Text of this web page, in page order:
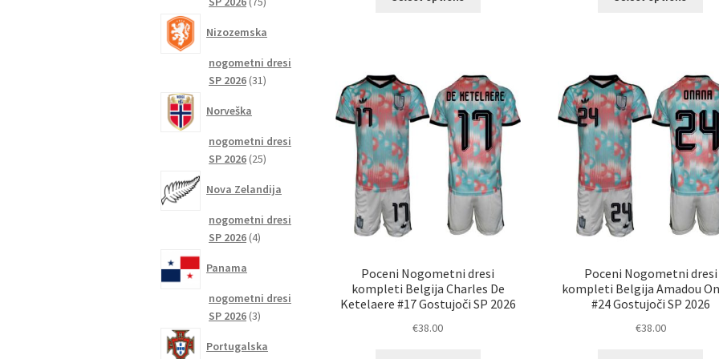
Možnosti
lahko
izberete
na
strani
izdelka
na
Poceni Nogometni dresi
kompleti Belgija Charles De
Ketelaere #17 Gostujoči SP 2026
€38.00
Poceni Nogometni dresi
kompleti Belgija Amadou
#24 Gostujoči SP 2026
€38.00
Nizozemska
nogometni dresi
SP 2026 3131
Norveška
nogometni dresi
SP 2026 2525
Nova Zelandija
nogometni dresi
SP 2026 44
Panama
nogometni dresi
SP 2026 33
Portugalska